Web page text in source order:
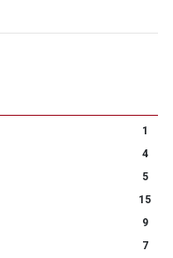
1
4
5
15
9
7